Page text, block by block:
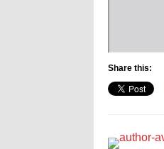
Share this: